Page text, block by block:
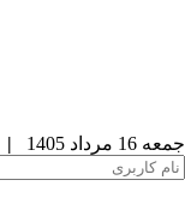
مرداد 1405 |